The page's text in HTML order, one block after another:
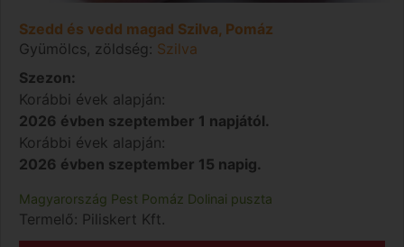
Szedd és vedd magad Szilva, Pomáz
Gyümölcs, zöldség: Szilva
Szezon:
Korábbi évek alapján:
2026 évben szeptember 1 napjától.
Korábbi évek alapján:
2026 évben szeptember 15 napig.
Magyarország Pest Pomáz Dolinai puszta
Termelő: Piliskert Kft.